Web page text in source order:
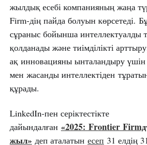
жылдық есебі компанияның жаңа
Firm-дің пайда болуын көрсетеді.
сұраныс бойынша интеллектуалды
қолданады және тиімділікті
ақ инновацияны ынталандыру үшін
мен жасанды интеллектіден
құрады.
LinkedIn-пен серіктестікте
дайындалған «2025: Frontier
жыл» деп аталатын есеп 31 елдің